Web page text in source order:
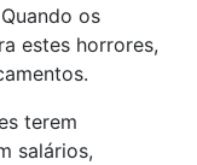
os
estes horrores,
terem
salários,